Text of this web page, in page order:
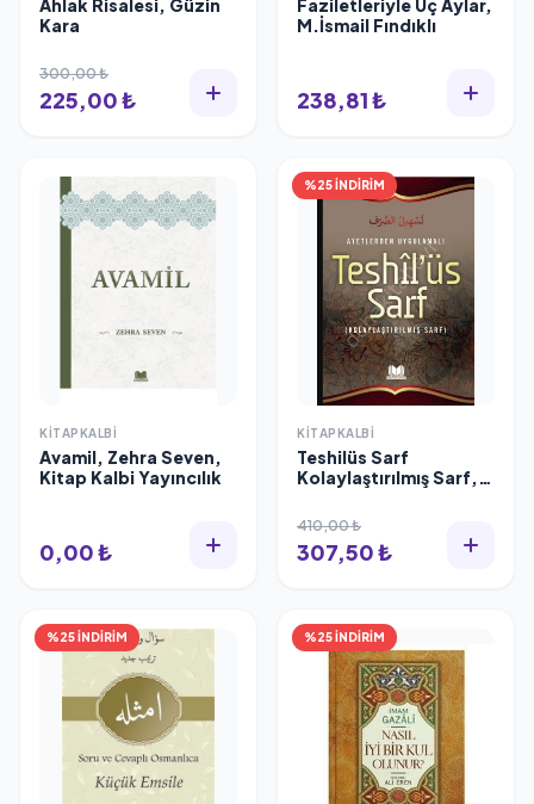
Ahlak Risalesi, Güzin
Kara
300,00 ₺
225,00 ₺
Faziletleriyle Üç Aylar,
M.İsmail Fındıklı
238,81 ₺
KITAPKALBI
Avamil, Zehra Seven,
Kitap Kalbi Yayıncılık
0,00 ₺
%25 İNDİRİM
KITAPKALBI
Teshilüs Sarf
Kolaylaştırılmış Sarf,
410,00 ₺
307,50 ₺
%25 İNDİRİM %25 İNDİRİM